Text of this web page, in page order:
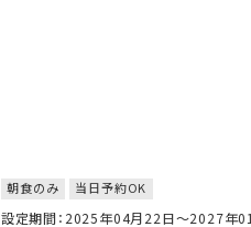
朝食のみ 当日予約OK
設定期間：2025年04月22日～2027年